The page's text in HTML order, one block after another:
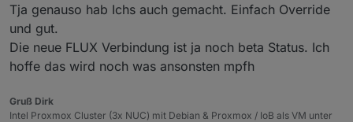
|> ...
|> set (key: "_measurement", value: "Februar")
from(bucket: "mein_kleines_bucket")
|> filter(fn: (r) => r["_measurement"] == "
Tja genauso hab Ichs auch gemacht. Einfach Override
und gut.
Die neue FLUX Verbindung ist ja noch beta Status. Ich
hoffe das wird noch was ansonsten mpfh
Gruß Dirk
Intel Proxmox Cluster (3x NUC) mit Debian & Proxmox / IoB als VM unter